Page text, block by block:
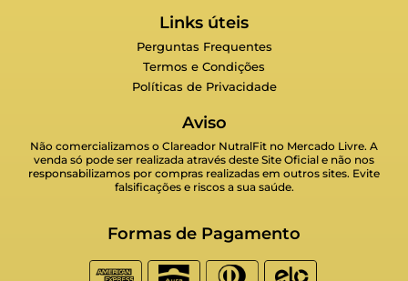
Links úteis
Perguntas Frequentes
Termos e Condições
Políticas de Privacidade
Aviso
Não comercializamos o Clareador NutralFit no Mercado Livre. A
venda só pode ser realizada através deste Site Oficial e não nos
responsabilizamos por compras realizadas em outros sites. Evite
falsificações e riscos a sua saúde.
Formas de Pagamento